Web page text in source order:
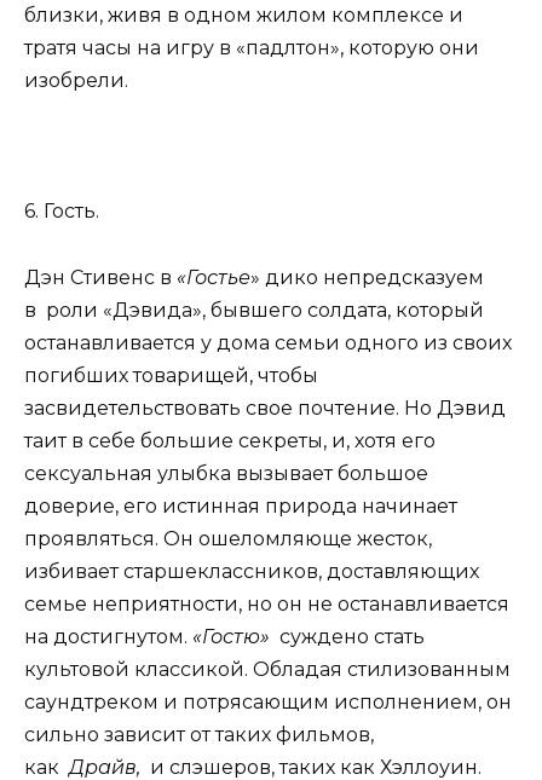
близки, живя в одном жилом комплексе и
тратя часы на игру в «падлтон», которую они
изобрели.
6. Гость.
Дэн Стивенс в «Гостье» дико непредсказуем
в роли «Дэвида», бывшего солдата, который
останавливается у дома семьи одного из своих
погибших товарищей, чтобы
засвидетельствовать свое почтение. Но Дэвид
таит в себе большие секреты, и, хотя его
сексуальная улыбка вызывает большое
доверие, его истинная природа начинает
проявляться. Он ошеломляюще жесток,
избивает старшеклассников, доставляющих
семье неприятности, но он не останавливается
на достигнутом. «Гостю» суждено стать
культовой классикой. Обладая стилизованным
саундтреком и потрясающим исполнением, он
сильно зависит от таких фильмов,
как Драйв, и слэшеров, таких как Хэллоуин.